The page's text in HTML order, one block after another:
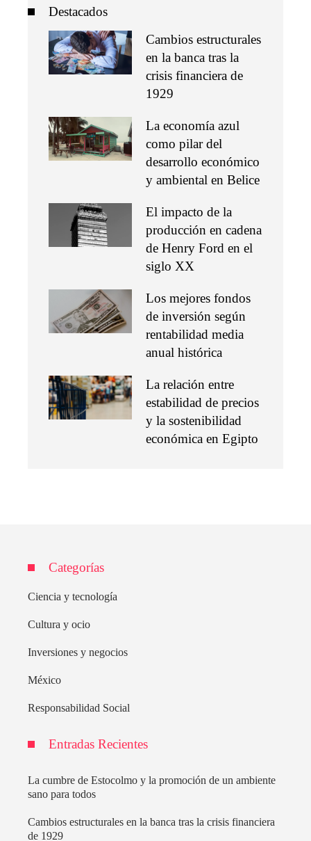
Destacados
Cambios estructurales
en la banca tras la
crisis financiera de
1929
La economía azul
como pilar del
desarrollo económico
y ambiental en Belice
El impacto de la
producción en cadena
de Henry Ford en el
siglo XX
Los mejores fondos
de inversión según
rentabilidad media
anual histórica
La relación entre
estabilidad de precios
y la sostenibilidad
económica en Egipto
Categorías
Ciencia y tecnología
Cultura y ocio
Inversiones y negocios
México
Responsabilidad Social
Entradas Recientes
La cumbre de Estocolmo y la promoción de un ambiente
sano para todos
Cambios estructurales en la banca tras la crisis financiera
de 1929